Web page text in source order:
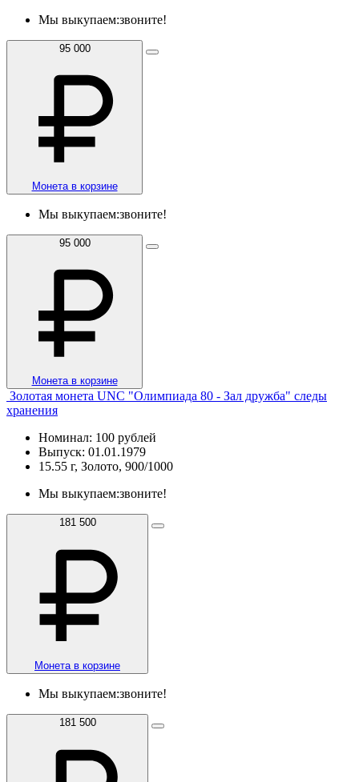
Мы выкупаем:звоните!
95 000
Монета в корзине
Мы выкупаем:звоните!
95 000
Монета в корзине
Золотая монета UNC "Олимпиада 80 - Зал дружба" следы
хранения
Номинал: 100 рублей
Выпуск: 01.01.1979
15.55 г, Золото, 900/1000
Мы выкупаем:звоните!
181 500
Монета в корзине
Мы выкупаем:звоните!
181 500